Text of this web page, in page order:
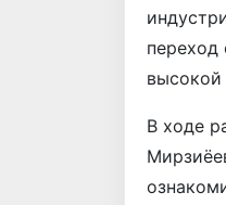
переход
В ходе